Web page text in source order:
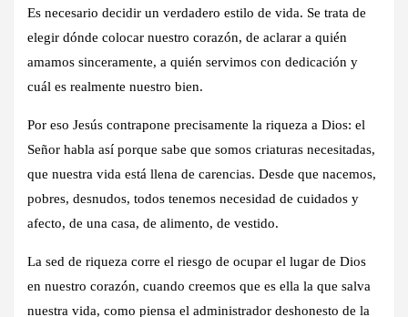
Es necesario decidir un verdadero estilo de vida. Se trata de
elegir dónde colocar nuestro corazón, de aclarar a quién
amamos sinceramente, a quién servimos con dedicación y
cuál es realmente nuestro bien.
Por eso Jesús contrapone precisamente la riqueza a Dios: el
Señor habla así porque sabe que somos criaturas necesitadas,
que nuestra vida está llena de carencias. Desde que nacemos,
pobres, desnudos, todos tenemos necesidad de cuidados y
afecto, de una casa, de alimento, de vestido.
La sed de riqueza corre el riesgo de ocupar el lugar de Dios
en nuestro corazón, cuando creemos que es ella la que salva
nuestra vida, como piensa el administrador deshonesto de la